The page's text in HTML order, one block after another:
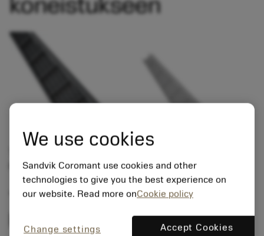
päähaasteita ovat reiät, sivusärmät ja pinnat.
Työkaluratkaisut peräsimen
koneistukseen
We use cookies
Sandvik Coromant use cookies and other
technologies to give you the best experience on
our website. Read more onCookie policy
Change settings Accept Cookies